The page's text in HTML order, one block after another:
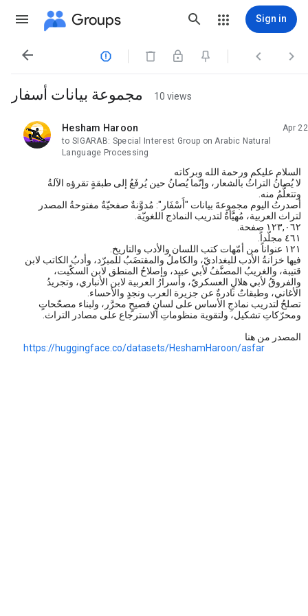
Groups Sign in
   
مجموعة بيانات أسفار 10 views
Hesham Haroon
unread,
Apr 22
to SIGARAB: Special Interest Group on Arabic Natural
Language Processing
السلام عليكم ورحمة الله وبركاته
لا يُصانُ التراثُ بالشعار، وإنّما يُصانُ حين يُرفَعُ إلى طبقةٍ تقرؤه الآلةُ
وتتعلَّمُ منه.
أصدرتُ اليوم مجموعةَ بيانات "أَسْفَار": مُدوَّنةٌ صفحيّةٌ مفتوحةُ المصدر
لتراث العربية، مُهيَّأةٌ لتدريب النماذج اللغويّة.
١٢٣,٠٦٢ صفحة.
٤٦١ مجلّداً.
١٢١ عنواناً من أمّهات كتب اللسان والأدب والتاريخ.
فيها خزانةُ الأدب للبغداديّ، والكاملُ والمقتضَبُ للمبرّد، وأدبُ الكاتب لابن
قتيبة، والغريبُ المصنَّفُ لأبي عبيد، وإصلاحُ المنطق لابن السكّيت،
والفروقُ لأبي هلالٍ العسكريّ، وأسرارُ العربية لابن الأنباري، وتجريدُ
الأغاني، وطبقاتٌ نادرةٌ عن جزيرة العرب ونجدٍ والأحساء.
تصلحُ لتدريب نماذجِ الأساس على لسانٍ فصيحٍ محرَّر، ولبناء مصحّحاتٍ
ومحرّكاتِ تشكيل، ولتقوية منظوماتِ الاسترجاع على مصادر التراث.
المصدر من هنا
https://huggingface.co/datasets/HeshamHaroon/asfar